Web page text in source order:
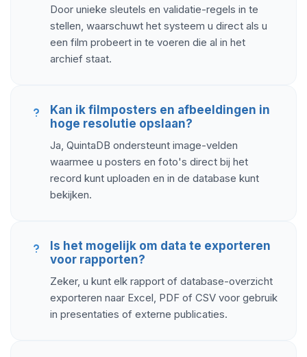
Door unieke sleutels en validatie-regels in te
stellen, waarschuwt het systeem u direct als u
een film probeert in te voeren die al in het
archief staat.
Kan ik filmposters en afbeeldingen in
hoge resolutie opslaan?
Ja, QuintaDB ondersteunt image-velden
waarmee u posters en foto's direct bij het
record kunt uploaden en in de database kunt
bekijken.
Is het mogelijk om data te exporteren
voor rapporten?
Zeker, u kunt elk rapport of database-overzicht
exporteren naar Excel, PDF of CSV voor gebruik
in presentaties of externe publicaties.